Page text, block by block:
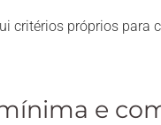
critérios próprios para
e